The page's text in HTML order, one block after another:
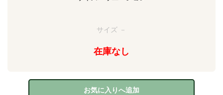
サイズ －
在庫なし
お気に入りへ追加